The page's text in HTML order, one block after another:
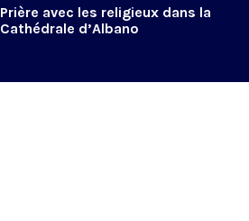
Prière avec les religieux dans la
Cathédrale d’Albano